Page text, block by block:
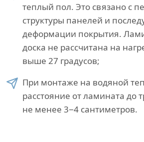
теплый пол. Это связано с
структуры панелей и
деформации покрытия.
доска не рассчитана на
выше 27 градусов;
При монтаже на водяной
расстояние от ламината до
не менее 3−4 сантиметров.